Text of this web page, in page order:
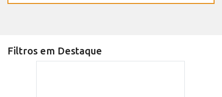
Filtros em Destaque